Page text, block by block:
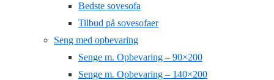
Bedste sovesofa
Tilbud på sovesofaer
Seng med opbevaring
Senge m. Opbevaring – 90×200
Senge m. Opbevaring – 140×200